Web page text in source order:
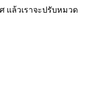
แล้วเราจะปรับหมวด